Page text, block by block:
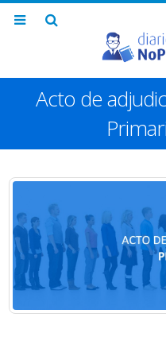
Acto de